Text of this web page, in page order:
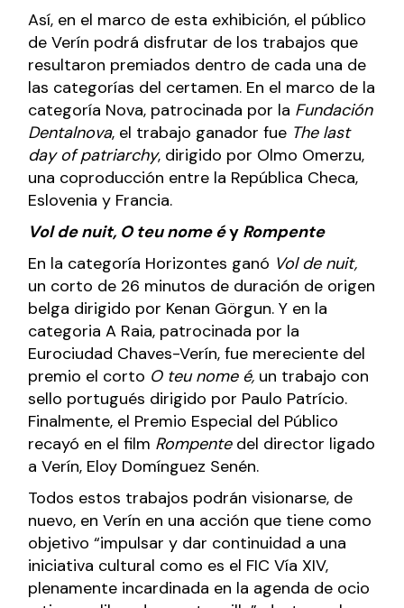
Así, en el marco de esta exhibición, el público
de Verín podrá disfrutar de los trabajos que
resultaron premiados dentro de cada una de
las categorías del certamen. En el marco de la
categoría Nova, patrocinada por la Fundación
Dentalnova, el trabajo ganador fue The last
day of patriarchy, dirigido por Olmo Omerzu,
una coproducción entre la República Checa,
Eslovenia y Francia.
Vol de nuit, O teu nome éy Rompente
En la categoría Horizontes ganó Vol de nuit,
un corto de 26 minutos de duración de origen
belga dirigido por Kenan Görgun. Y en la
categoria A Raia, patrocinada por la
Eurociudad Chaves-Verín, fue mereciente del
premio el corto O teu nome é, un trabajo con
sello portugués dirigido por Paulo Patrício.
Finalmente, el Premio Especial del Público
recayó en el film Rompente del director ligado
a Verín, Eloy Domínguez Senén.
Todos estos trabajos podrán visionarse, de
nuevo, en Verín en una acción que tiene como
objetivo “impulsar y dar continuidad a una
iniciativa cultural como es el FIC Vía XIV,
plenamente incardinada en la agenda de ocio